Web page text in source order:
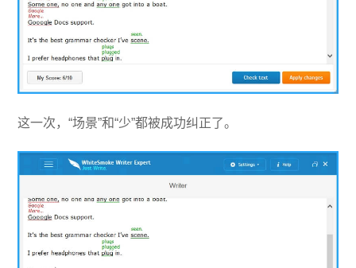
这一次，“场景”和“少”都被成功纠正了。